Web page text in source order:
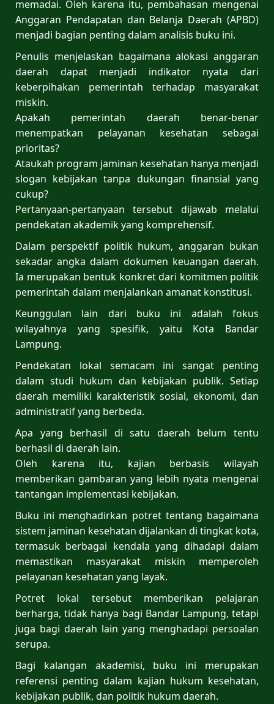
memadai. Oleh karena itu, pembahasan mengenai
Anggaran Pendapatan dan Belanja Daerah (APBD)
menjadi bagian penting dalam analisis buku ini.
Penulis menjelaskan bagaimana alokasi anggaran
daerah dapat menjadi indikator nyata dari
keberpihakan pemerintah terhadap masyarakat
miskin.
Apakah pemerintah daerah benar-benar
menempatkan pelayanan kesehatan sebagai
prioritas?
Ataukah program jaminan kesehatan hanya menjadi
slogan kebijakan tanpa dukungan finansial yang
cukup?
Pertanyaan-pertanyaan tersebut dijawab melalui
pendekatan akademik yang komprehensif.
Dalam perspektif politik hukum, anggaran bukan
sekadar angka dalam dokumen keuangan daerah.
Ia merupakan bentuk konkret dari komitmen politik
pemerintah dalam menjalankan amanat konstitusi.
Keunggulan lain dari buku ini adalah fokus
wilayahnya yang spesifik, yaitu Kota Bandar
Lampung.
Pendekatan lokal semacam ini sangat penting
dalam studi hukum dan kebijakan publik. Setiap
daerah memiliki karakteristik sosial, ekonomi, dan
administratif yang berbeda.
Apa yang berhasil di satu daerah belum tentu
berhasil di daerah lain.
Oleh karena itu, kajian berbasis wilayah
memberikan gambaran yang lebih nyata mengenai
tantangan implementasi kebijakan.
Buku ini menghadirkan potret tentang bagaimana
sistem jaminan kesehatan dijalankan di tingkat kota,
termasuk berbagai kendala yang dihadapi dalam
memastikan masyarakat miskin memperoleh
pelayanan kesehatan yang layak.
Potret lokal tersebut memberikan pelajaran
berharga, tidak hanya bagi Bandar Lampung, tetapi
juga bagi daerah lain yang menghadapi persoalan
serupa.
Bagi kalangan akademisi, buku ini merupakan
referensi penting dalam kajian hukum kesehatan,
kebijakan publik, dan politik hukum daerah.